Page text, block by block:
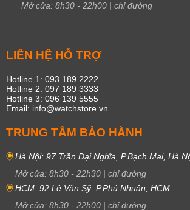
Mở cửa: 8h30 - 22h00 | chỉ đường
LIÊN HỆ HỖ TRỢ
Hotline 1: 093 189 2222
Hotline 2: 097 189 3333
Hotline 3: 096 139 5555
Email: info@watchstore.vn
TRUNG TÂM BẢO HÀNH
Hà Nội: 97 Trần Đại Nghĩa, P.Bạch Mai, Hà
Mở cửa: 8h30 - 22h30 | chỉ đường
HCM: 92 Lê Văn Sỹ, P.Phú Nhuận, HCM
Mở cửa: 8h30 - 22h00 | chỉ đường